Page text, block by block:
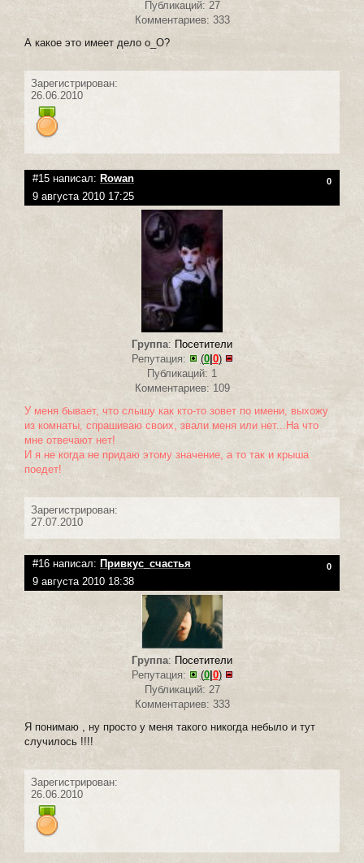
Публикаций: 27
Комментариев: 333
А какое это имеет дело о_О?
Зарегистрирован:
26.06.2010
#15 написал: Rowan 0
9 августа 2010 17:25
Группа: Посетители
Репутация:
(0|0)
Публикаций: 1
Комментариев: 109
У меня бывает, что слышу как кто-то зовет по имени, выхожу
из комнаты, спрашиваю своих, звали меня или нет...На что
мне отвечают нет!
И я не когда не придаю этому значение, а то так и крыша
поедет!
Зарегистрирован:
27.07.2010
#16 написал: Привкус_счастья 0
9 августа 2010 18:38
Группа: Посетители
Репутация:
(0|0)
Публикаций: 27
Комментариев: 333
Я понимаю , ну просто у меня такого никогда небыло и тут
случилось !!!!
Зарегистрирован:
26.06.2010